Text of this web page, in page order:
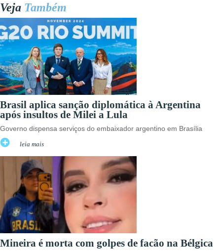
Veja Também
Brasil aplica sanção diplomática à Argentina
após insultos de Milei a Lula
Governo dispensa serviços do embaixador argentino em Brasília
leia mais
Mineira é morta com golpes de facão na Bélgica